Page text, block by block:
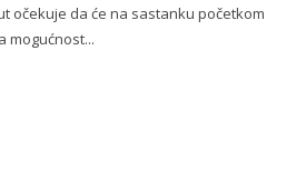
očekuje da će na sastanku početkom
mogućnost...